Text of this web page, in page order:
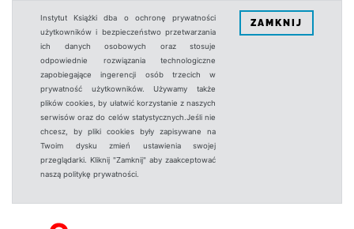
Instytut Książki dba o ochronę prywatności
użytkowników i bezpieczeństwo przetwarzania
ich danych osobowych oraz stosuje
odpowiednie rozwiązania technologiczne
zapobiegające ingerencji osób trzecich w
prywatność użytkowników. Używamy także
plików cookies, by ułatwić korzystanie z naszych
serwisów oraz do celów statystycznych.Jeśli nie
chcesz, by pliki cookies były zapisywane na
Twoim dysku zmień ustawienia swojej
przeglądarki. Kliknij "Zamknij" aby zaakceptować
naszą politykę prywatności.
ZAMKNIJ